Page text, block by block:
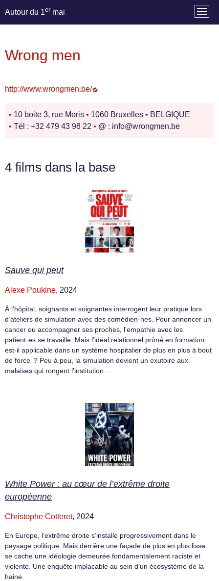
Autour du 1er mai
Wrong men
http://www.wrongmen.be/
• 10 boite 3, rue Moris • 1060 Bruxelles • BELGIQUE
• Tél : +32 479 43 98 22 • @ : info@wrongmen.be
4 films dans la base
Sauve qui peut
Alexe Poukine, 2024
À l’hôpital, soignants et soignantes interrogent leur pratique lors
d’ateliers de simulation avec des comédien·nes. Pour annoncer un
cancer ou accompagner ses proches, l’empathie avec les
patient·es se travaille. Mais l’idéal relationnel prôné en formation
est-il applicable dans un système hospitalier de plus en plus à bout
de force ? Peu à peu, la simulation devient un exutoire aux
malaises qui rongent l’institution…
White Power : au cœur de l’extrême droite
européenne
Christophe Cotteret, 2024
En Europe, l’extrême droite s’installe progressivement dans le
paysage politique. Mais derrière une façade de plus en plus lisse
se cache une idéologie demeurée fondamentalement raciste et
violente. Une enquête implacable au sein d’un écosystème de la
haine.